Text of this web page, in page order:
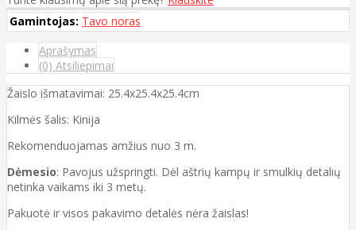
Gamintojas: Tavo noras
Aprašymas
(0) Atsiliepimai
Žaislo išmatavimai: 25.4x25.4x25.4cm
Kilmės šalis: Kinija
Rekomenduojamas amžius nuo 3 m.
Dėmesio: Pavojus užspringti. Dėl aštrių kampų ir smulkių detalių
netinka vaikams iki 3 metų.
Pakuotė ir visos pakavimo detalės nėra žaislas!